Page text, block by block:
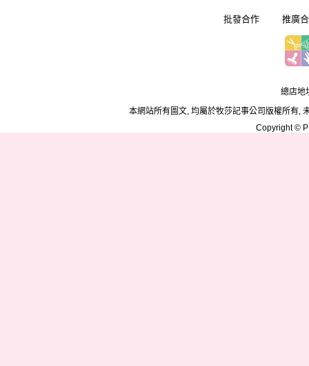
批發合作 推廣
總店地
本網站所有圖文, 均屬於牧莎記事公司版權所有,
Copyright ©